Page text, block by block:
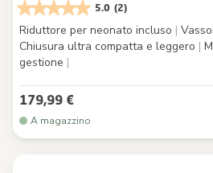
5.0 (2)
Riduttore per neonato incluso |
Chiusura ultra compatta e leggero |
gestione |
179,99 €
A magazzino